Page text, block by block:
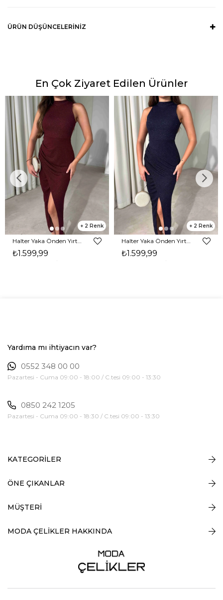
ÜRÜN DÜŞÜNCELERINIZ
En Çok Ziyaret Edilen Ürünler
2
₺1.599,99
2
₺1.599,99
Yardıma mı ihtiyacın var?
0552 348 00 00
Pazartesi - Cuma 09:00 - 18:00 / C.tesi 09:00 - 13:30
0850 242 1205
Pazartesi - Cuma 09:00 - 18:30 / C.tesi 09:00 - 13:30
KATEGORİLER
ÖNE ÇIKANLAR
MÜŞTERİ
MODA ÇELİKLER HAKKINDA